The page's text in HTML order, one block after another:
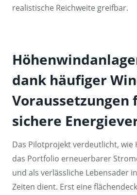
realistische Reichweite greifbar.
dank häufiger
Voraussetzungen
sichere
Das Pilotprojekt verdeutlicht, wie
das Portfolio erneuerbarer
und als verlässliche Lebensader
Zeiten dient. Erst eine